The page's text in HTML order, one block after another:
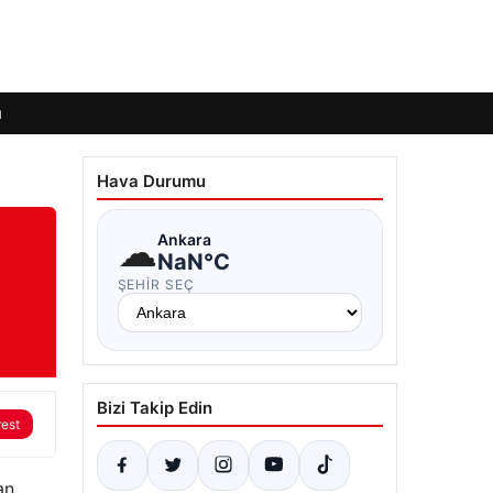
Hava Durumu
☁Ankara
NaN°C
ŞEHIR SEÇ
Bizi Takip Edin